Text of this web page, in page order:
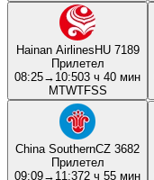
Hainan AirlinesHU 7189
Прилетел
08:25→ 10:503 ч 40 мин
MTWTFSS
China SouthernCZ 3682
Прилетел
09:09→ 11:372 ч 55 мин